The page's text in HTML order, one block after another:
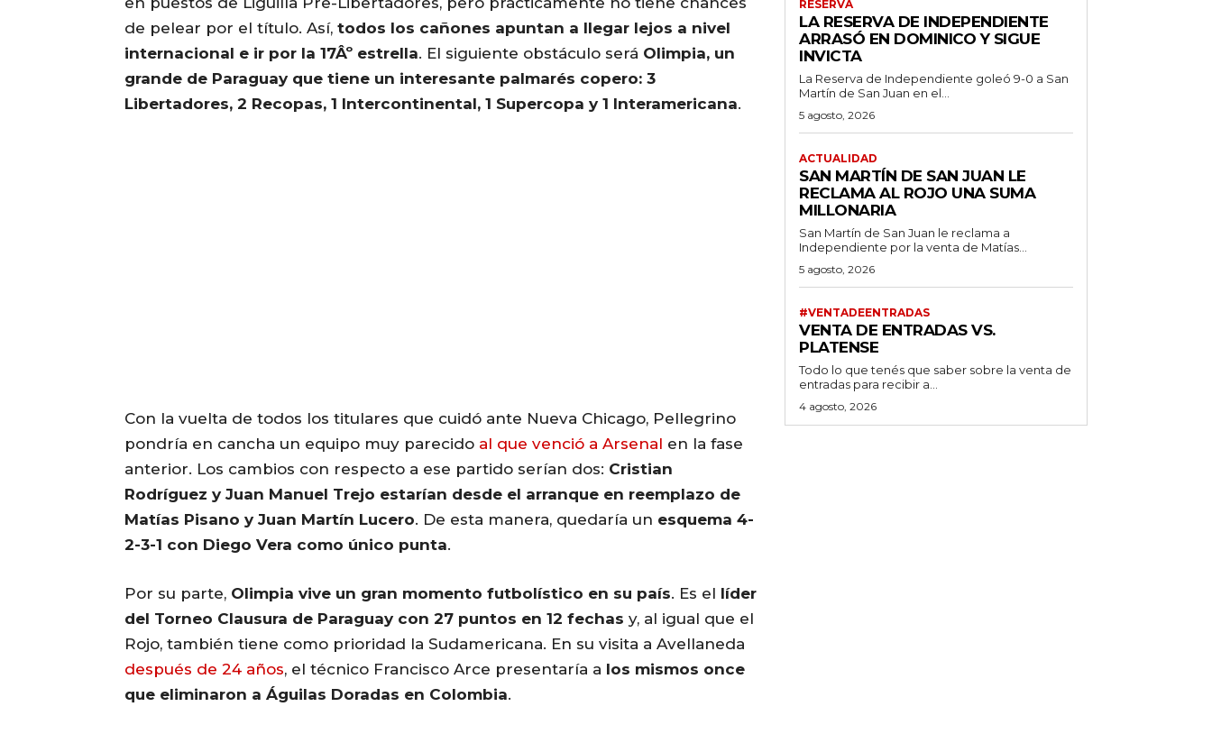
de pelear por el título. Así, todos los cañones apuntan a llegar lejos a nivel
internacional e ir por la 17Âº estrella. El siguiente obstáculo será Olimpia, un
grande de Paraguay que tiene un interesante palmarés copero: 3
Libertadores, 2 Recopas, 1 Intercontinental, 1 Supercopa y 1 Interamericana.
Con la vuelta de todos los titulares que cuidó ante Nueva Chicago, Pellegrino
pondría en cancha un equipo muy parecido al que venció a Arsenal en la fase
anterior. Los cambios con respecto a ese partido serían dos: Cristian
Rodríguez y Juan Manuel Trejo estarían desde el arranque en reemplazo de
Matías Pisano y Juan Martín Lucero. De esta manera, quedaría un esquema 4-
2-3-1 con Diego Vera como único punta.
Por su parte, Olimpia vive un gran momento futbolístico en su país. Es el líder
del Torneo Clausura de Paraguay con 27 puntos en 12 fechas y, al igual que el
Rojo, también tiene como prioridad la Sudamericana. En su visita a Avellaneda
después de 24 años, el técnico Francisco Arce presentaría a los mismos once
que eliminaron a Águilas Doradas en Colombia.
RESERVA
LA RESERVA DE INDEPENDIENTE
ARRASÓ EN DOMINICO Y SIGUE
INVICTA
La Reserva de Independiente goleó 9-0 a San
Martín de San Juan en el...
5 agosto, 2026
ACTUALIDAD
SAN MARTÍN DE SAN JUAN LE
RECLAMA AL ROJO UNA SUMA
MILLONARIA
San Martín de San Juan le reclama a
Independiente por la venta de Matías...
5 agosto, 2026
#VENTADEENTRADAS
VENTA DE ENTRADAS VS.
PLATENSE
Todo lo que tenés que saber sobre la venta de
entradas para recibir a...
4 agosto, 2026